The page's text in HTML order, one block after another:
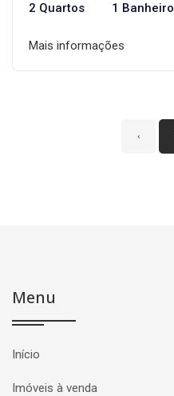
2 Quartos 1 Banheiro
Mais informações
‹
Menu
Início
Imóveis à venda